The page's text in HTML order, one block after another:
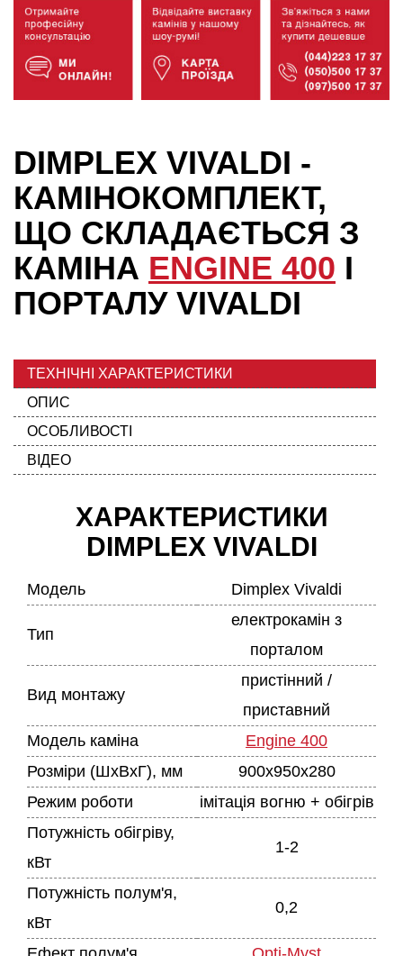
DIMPLEX VIVALDI -
КАМІНОКОМПЛЕКТ,
ЩО СКЛАДАЄТЬСЯ З
КАМІНА ENGINE 400 І
ПОРТАЛУ VIVALDI
ТЕХНІЧНІ ХАРАКТЕРИСТИКИ
ОПИС
ОСОБЛИВОСТІ
ВІДЕО
ХАРАКТЕРИСТИКИ
DIMPLEX VIVALDI
Модель Dimplex Vivaldi
Тип
електрокамін з
порталом
Вид монтажу
пристінний /
приставний
Модель каміна
Engine 400
Розміри (ШхВхГ), мм
900х950х280
Режим роботи
імітація вогню + обігрів
Потужність обігріву,
кВт
1-2
Потужність полум'я,
кВт
0,2